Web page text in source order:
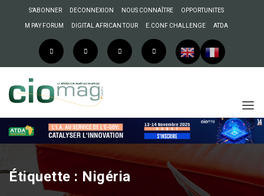
S’ABONNER DECONNEXION NOUS CONNAÎTRE OPPORTUNITES
M PAY FORUM DIGITAL AFRICAN TOUR E.CONF CHALLENGE ATDA
Étiquette : Nigéria